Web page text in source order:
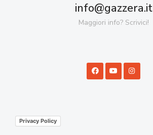
info@gazzera.it
Maggiori info? Scrivici!
Privacy Policy